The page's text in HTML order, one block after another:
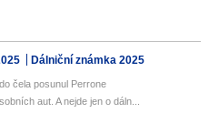
Dálniční známka 2025
čela posunul Perrone
aut. A nejde jen o dáln...